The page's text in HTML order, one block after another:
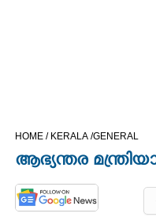
OPINION
HOME / KERALA /GENERAL
ആഭ്യന്തര